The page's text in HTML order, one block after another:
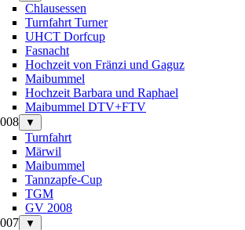
Chlausessen
Turnfahrt Turner
UHCT Dorfcup
Fasnacht
Hochzeit von Fränzi und Gaguz
Maibummel
Hochzeit Barbara und Raphael
Maibummel DTV+FTV
▼
Turnfahrt
Märwil
Maibummel
Tannzapfe-Cup
TGM
GV 2008
▼